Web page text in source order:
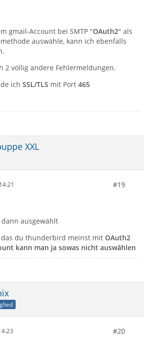
gmail-Account bei SMTP "OAuth2" als
auswähle, kann ich ebenfalls
2 völlig andere Fehlermeldungen.
ich SSL/TLS mit Port 465
XXL
#19
ausgewählt
du thunderbird meinst mit OAuth2
kann man ja sowas nicht auswählen
#20